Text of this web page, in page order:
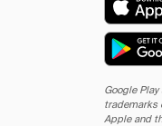
Google
trademarks
Apple and